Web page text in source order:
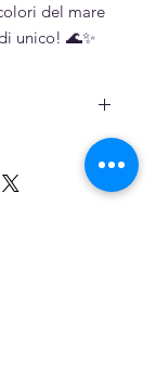
del mare
unico! 🌊✨